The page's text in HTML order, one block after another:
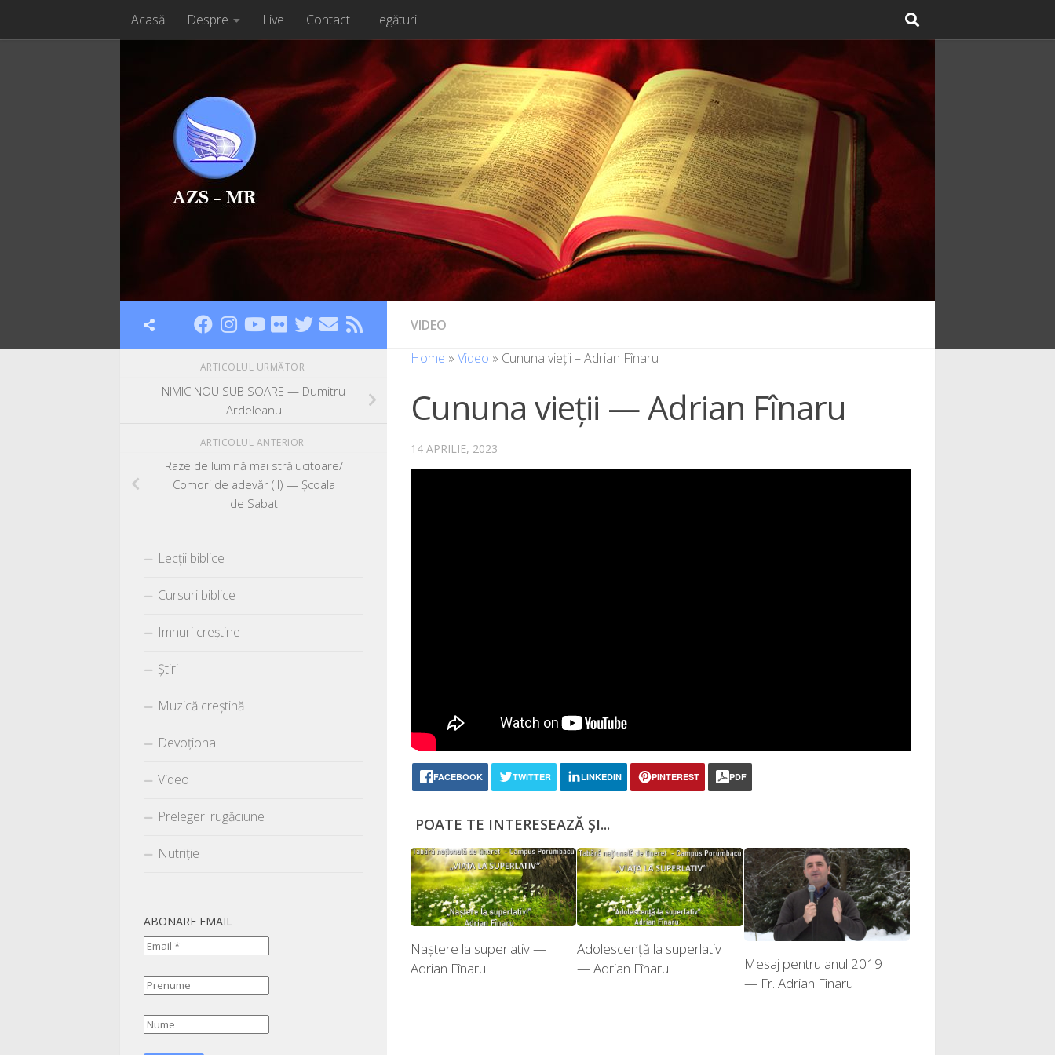
Acasă Despre Live Contact Legături
VIDEO
Home » Video » Cununa vieții – Adrian Fînaru
Cununa vieții — Adrian Fînaru
14 APRILIE, 2023
FACEBOOK TWITTER LINKEDIN PINTEREST PDF
POATE TE INTERESEAZĂ ȘI...
Naștere la superlativ —
Adrian Fînaru
Adolescență la superlativ
— Adrian Fînaru
Mesaj pentru anul 2019
— Fr. Adrian Fînaru
ARTICOLUL URMĂTOR
NIMIC NOU SUB SOARE — Dumitru
Ardeleanu
ARTICOLUL ANTERIOR
Raze de lumină mai strălucitoare/
Comori de adevăr (II) — Școala
de Sabat
Lecții biblice
Cursuri biblice
Imnuri creștine
Știri
Muzică creștină
Devoțional
Video
Prelegeri rugăciune
Nutriție
ABONARE EMAIL